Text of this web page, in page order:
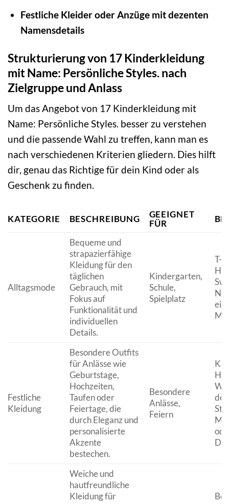
Festliche Kleider oder Anzüge mit dezenten
Namensdetails
Strukturierung von 17 Kinderkleidung
mit Name: Persönliche Styles. nach
Zielgruppe und Anlass
Um das Angebot von 17 Kinderkleidung mit
Name: Persönliche Styles. besser zu verstehen
und die passende Wahl zu treffen, kann man es
nach verschiedenen Kriterien gliedern. Dies hilft
dir, genau das Richtige für dein Kind oder als
Geschenk zu finden.
KATEGORIE BESCHREIBUNG
GEEIGNET
FÜR
Alltagsmode
Bequeme und
strapazierfähige
Kleidung für den
täglichen
Gebrauch, mit
Fokus auf
Funktionalität und
individuellen
Details.
Kindergarten,
Schule,
Spielplatz
T-
Festliche
Kleidung
Besondere Outfits
für Anlässe wie
Geburtstage,
Hochzeiten,
Taufen oder
Feiertage, die
durch Eleganz und
personalisierte
Akzente
bestechen.
Besondere
Anlässe,
Feiern
Weiche und
hautfreundliche
Kleidung für